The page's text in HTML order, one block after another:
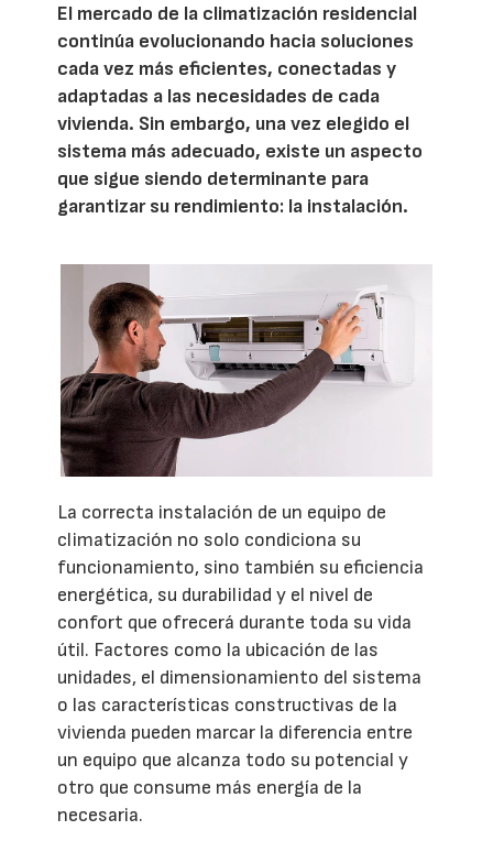
El mercado de la climatización residencial
continúa evolucionando hacia soluciones
cada vez más eficientes, conectadas y
adaptadas a las necesidades de cada
vivienda. Sin embargo, una vez elegido el
sistema más adecuado, existe un aspecto
que sigue siendo determinante para
garantizar su rendimiento: la instalación.
La correcta instalación de un equipo de
climatización no solo condiciona su
funcionamiento, sino también su eficiencia
energética, su durabilidad y el nivel de
confort que ofrecerá durante toda su vida
útil. Factores como la ubicación de las
unidades, el dimensionamiento del sistema
o las características constructivas de la
vivienda pueden marcar la diferencia entre
un equipo que alcanza todo su potencial y
otro que consume más energía de la
necesaria.